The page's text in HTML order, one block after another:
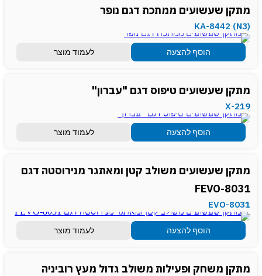
מתקן שעשועים ממתכת דגם נופר
(KA-8442 (N3
הוסף להצעה לעמוד מוצר
מתקן שעשועים טיפוס דגם "עברון"
X-219
הוסף להצעה לעמוד מוצר
מתקן שעשועים משולב קטן ומאתגר מנירוסטה דגם
FEVO-8031
EVO-8031
הוסף להצעה לעמוד מוצר
מתקן משחק ופעילות משולב גדול מעץ רוביניה